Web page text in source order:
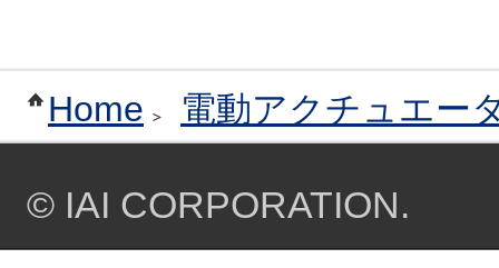
Home 電動アクチュエー
© IAI CORPORATION.